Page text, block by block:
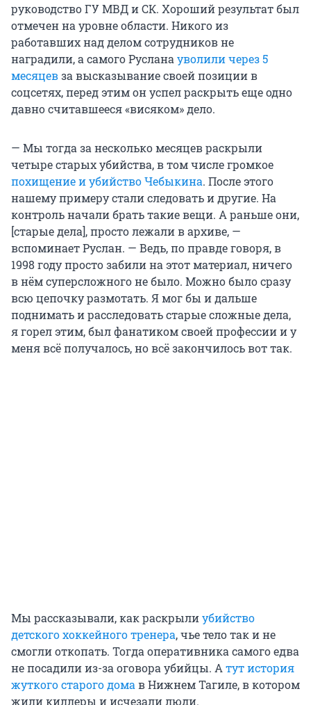
руководство ГУ МВД и СК. Хороший результат был
отмечен на уровне области. Никого из
работавших над делом сотрудников не
наградили, а самого Руслана уволили через 5
месяцевза высказывание своей позиции в
соцсетях, перед этим он успел раскрыть еще одно
давно считавшееся «висяком» дело.
— Мы тогда за несколько месяцев раскрыли
четыре старых убийства, в том числе громкое
похищение и убийство Чебыкина. После этого
нашему примеру стали следовать и другие. На
контроль начали брать такие вещи. А раньше они,
[старые дела], просто лежали в архиве, —
вспоминает Руслан. — Ведь, по правде говоря, в
1998 году просто забили на этот материал, ничего
в нём суперсложного не было. Можно было сразу
всю цепочку размотать. Я мог бы и дальше
поднимать и расследовать старые сложные дела,
я горел этим, был фанатиком своей профессии и у
меня всё получалось, но всё закончилось вот так.
Мы рассказывали, как раскрылиубийство
детского хоккейного тренера, чье тело так и не
смогли откопать. Тогда оперативника самого едва
не посадили из-за оговора убийцы. А тут история
жуткого старого дома в Нижнем Тагиле, в котором
жили киллеры и исчезали люди.